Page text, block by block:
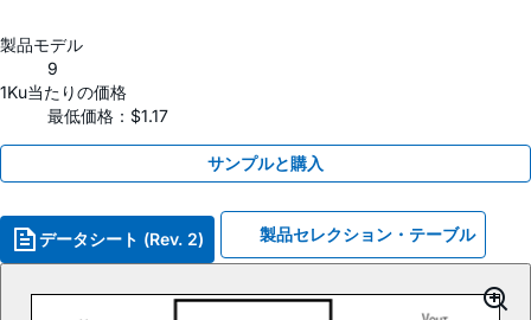
製品モデル
9
1Ku当たりの価格
最低価格：$1.17
サンプルと購入
データシート (Rev. 2) 製品セレクション・テーブル